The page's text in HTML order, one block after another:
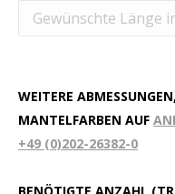
WEITERE
MANTELFARBEN AUF
+49 (0)202-26382-0